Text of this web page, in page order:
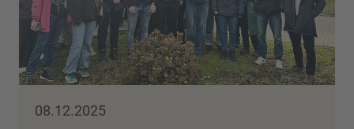
08.12.2025